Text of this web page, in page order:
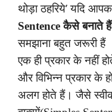
थोड़ा ठहरिये’ यदि
Sentence कैसे बनाते
समझाना बहुत जरूरी हैं
एक ही प्रकार के नहीं
और विभिन्न प्रकार के
अलग होते हैं। जैसे